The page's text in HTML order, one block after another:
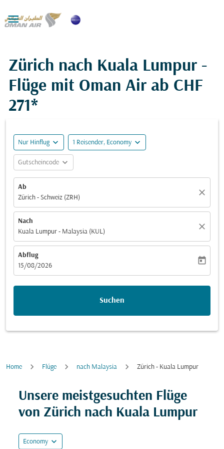

Zürich nach Kuala Lumpur -
Flüge mit Oman Air ab CHF
271*
Nur Hinflug expand_more 1 Reisender, Economy expand_more
Gutscheincode expand_more
Ab
Zürich - Schweiz (ZRH)
close
Nach
Kuala Lumpur - Malaysia (KUL)
close
Abflug
fc-booking-departure-date-aria-label
15/08/2026
today
Suchen
Home Flüge nach Malaysia Zürich - Kuala Lumpur
Unsere meistgesuchten Flüge
von Zürich nach Kuala Lumpur
Economy expand_more